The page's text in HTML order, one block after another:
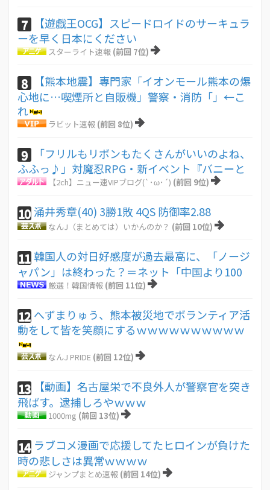
7
【遊戯王OCG】スピードロイドのサーキュラ
ーを早く日本にください
スターライト速報 (前回 7位)
8
【熊本地震】専門家「イオンモール熊本の爆
心地に…喫煙所と自販機」警察・消防「」←こ
れ
ラビット速報 (前回 8位)
9
「フリルもリボンもたくさんがいいのよね、
ふふっ♪」対魔忍RPG・新イベント『バニーと
【2ch】ニュー速VIPブログ(`･ω･´) (前回 9位)
10 涌井秀章(40) 3勝1敗 4QS 防御率2.88
なんJ（まとめては）いかんのか？ (前回 10位)
11韓国人の対日好感度が過去最高に、「ノージ
ャパン」は終わった？＝ネット「中国より100
厳選！韓国情報 (前回 11位)
12 へずまりゅう、熊本被災地でボランティア活
動をして皆を笑顔にするｗｗｗｗｗｗｗｗｗｗ
なんJ PRIDE (前回 12位)
13
【動画】名古屋栄で不良外人が警察官を突き
飛ばす。逮捕しろやｗｗｗ
1000mg (前回 13位)
14 ラブコメ漫画で応援してたヒロインが負けた
時の悲しさは異常ｗｗｗｗ
ジャンプまとめ速報 (前回 14位)